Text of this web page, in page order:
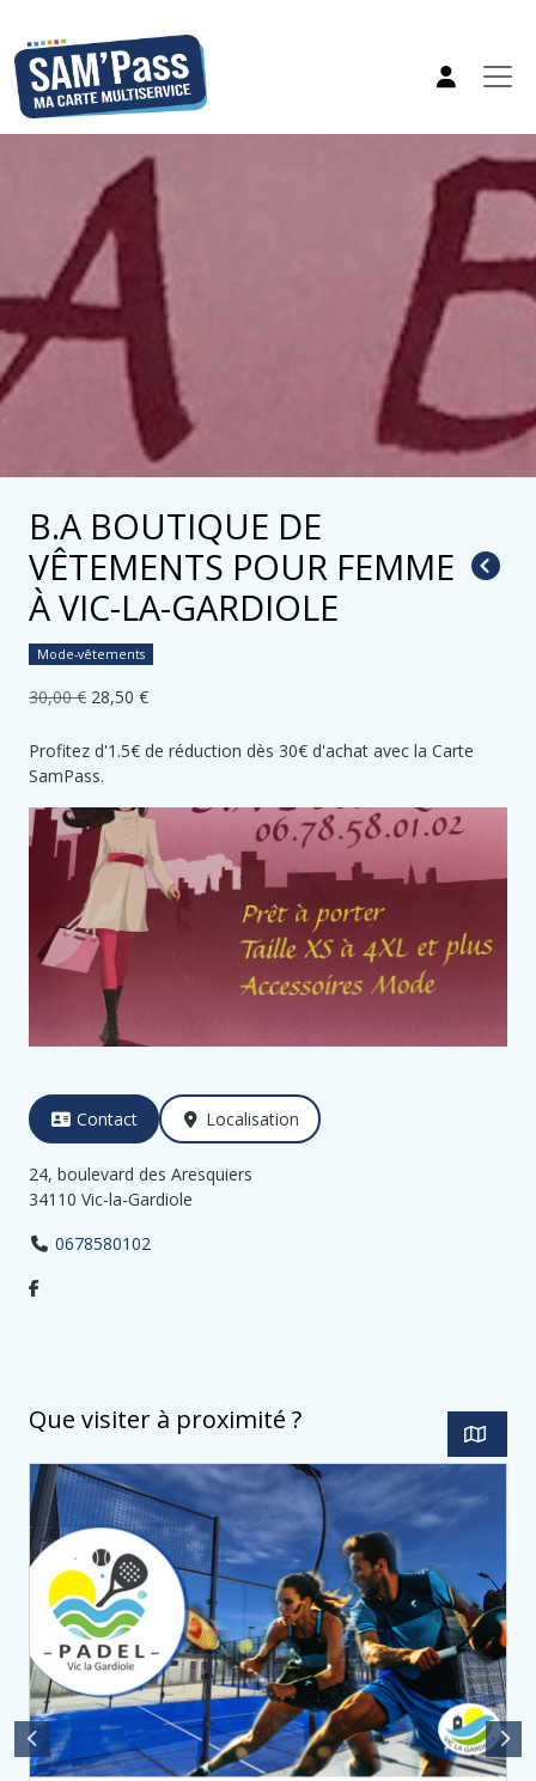
B.A BOUTIQUE DE
VÊTEMENTS POUR FEMME
À VIC-LA-GARDIOLE
Mode-vêtements
30,00 € 28,50 €
Profitez d'1.5€ de réduction dès 30€ d'achat avec la Carte
SamPass.
Contact Localisation
24, boulevard des Aresquiers
34110 Vic-la-Gardiole
0678580102
Que visiter à proximité ?